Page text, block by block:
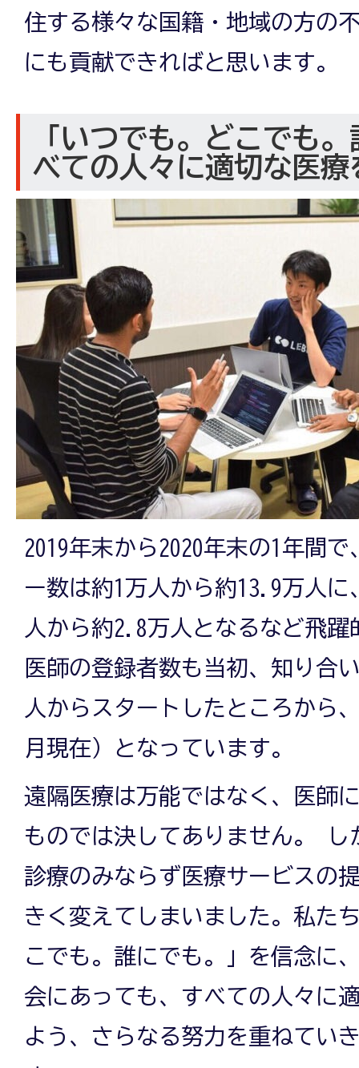
住する様々な国籍・地域の方の
にも貢献できればと思います。
「いつでも。どこでも
べての人々に適切な医療
2019年末から2020年末の1年間で
ー数は約1万人から約13.9万人
人から約2.8万人となるなど飛
医師の登録者数も当初、知り合
人からスタートしたところから
月現在）となっています。
遠隔医療は万能ではなく、医師
ものでは決してありません。 し
診療のみならず医療サービスの
きく変えてしまいました。私た
こでも。誰にでも。」を信念に
会にあっても、すべての人々に
よう、さらなる努力を重ねてい